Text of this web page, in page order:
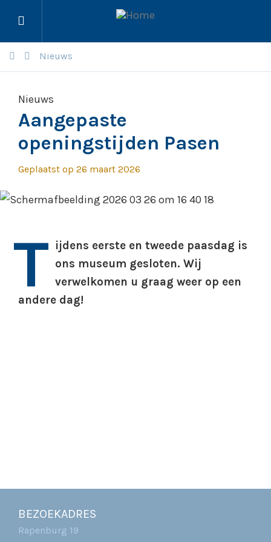
Menu
Nieuws
Nieuws
Aangepaste
openingstijden Pasen
Geplaatst op 26 maart 2026
T ijdens eerste en tweede paasdag is
ons museum gesloten. Wij
verwelkomen u graag weer op een
andere dag!
BEZOEKADRES
Rapenburg 19